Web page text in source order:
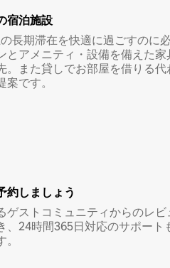
宿⁠泊⁠施⁠設
長期滞在を快適に過ごすのに
とアメニティ・設備を備えた家
。また貸しでお部屋を借りる代
案です。
約しましょう
ゲストコミュニティからのレビ
、24時間365日対応のサポート